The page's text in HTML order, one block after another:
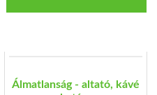
Álmatlanság - altató, kávé